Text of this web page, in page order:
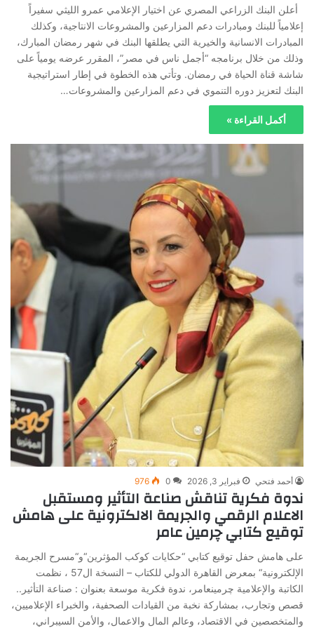
أعلن البنك الزراعي المصري عن اختيار الإعلامي عمرو الليثي سفيراً
إعلامياً للبنك ومبادرات دعم المزارعين والمشروعات الانتاجية، وكذلك
المبادرات الانسانية والخيرية التي يطلقها البنك في شهر رمضان المبارك،
وذلك من خلال برنامجه “أجمل ناس في مصر”، المقرر عرضه يومياً على
شاشة قناة الحياة في رمضان. وتأتي هذه الخطوة في إطار استراتيجية
البنك لتعزيز دوره التنموي في دعم المزارعين والمشروعات…
أكمل القراءة »
أحمد فتحي فبراير 3, 2026 0
976
ندوة فكرية تناقش صناعة التأثير ومستقبل
الاعلام الرقمي والجريمة الالكترونية على هامش
توقيع كتابي چرمين عامر
على هامش حفل توقيع كتابي “حكايات كوكب المؤثرين“و“مسرح الجريمة
الإلكترونية“ بمعرض القاهرة الدولي للكتاب – النسخة ال57 ، نظمت
الكاتبة والإعلامية چرمينعامر، ندوة فكرية موسعة بعنوان : صناعة التأثير..
قصص وتجارب، بمشاركة نخبة من القيادات الصحفية، والخبراء الإعلاميين،
والمتخصصين في الاقتصاد، وعالم المال والاعمال، والأمن السيبراني،